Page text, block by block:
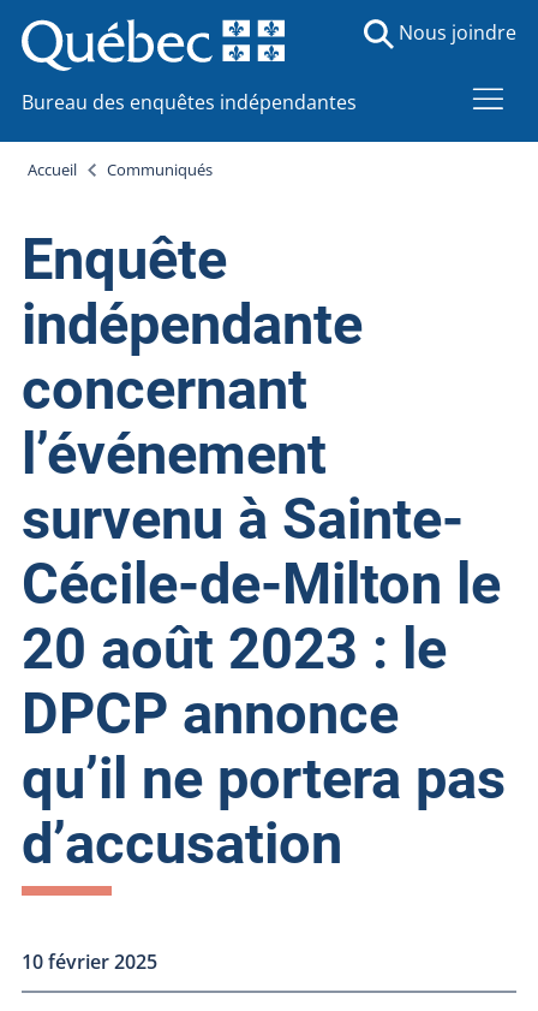
Bureau des enquêtes indépendantes
Nous joindre
Accueil Communiqués
Enquête
indépendante
concernant
l’événement
survenu à Sainte-
Cécile-de-Milton le
20 août 2023 : le
DPCP annonce
qu’il ne portera pas
d’accusation
10 février 2025